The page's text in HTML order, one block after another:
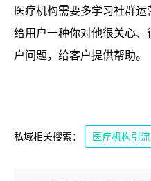
医疗机构需要多学习社群
给用户一种你对他很关心
户问题，给客户提供帮助。
私域相关搜索： 医疗机构引流